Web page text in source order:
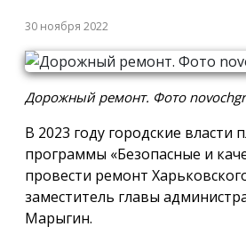
30 ноября 2022
Дорожный ремонт. Фото
В 2023 году городские власти
программы «Безопасные и
провести ремонт
заместитель главы
Марыгин.